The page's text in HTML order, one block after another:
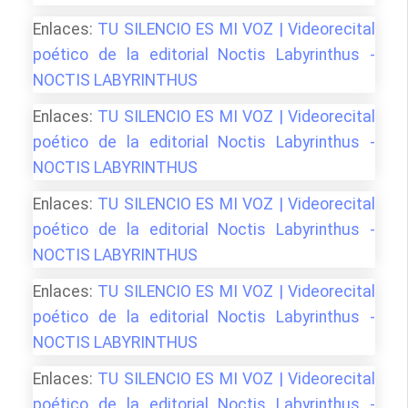
Enlaces: TU SILENCIO ES MI VOZ | Videorecital
poético de la editorial Noctis Labyrinthus -
NOCTIS LABYRINTHUS
Enlaces: TU SILENCIO ES MI VOZ | Videorecital
poético de la editorial Noctis Labyrinthus -
NOCTIS LABYRINTHUS
Enlaces: TU SILENCIO ES MI VOZ | Videorecital
poético de la editorial Noctis Labyrinthus -
NOCTIS LABYRINTHUS
Enlaces: TU SILENCIO ES MI VOZ | Videorecital
poético de la editorial Noctis Labyrinthus -
NOCTIS LABYRINTHUS
Enlaces: TU SILENCIO ES MI VOZ | Videorecital
poético de la editorial Noctis Labyrinthus -